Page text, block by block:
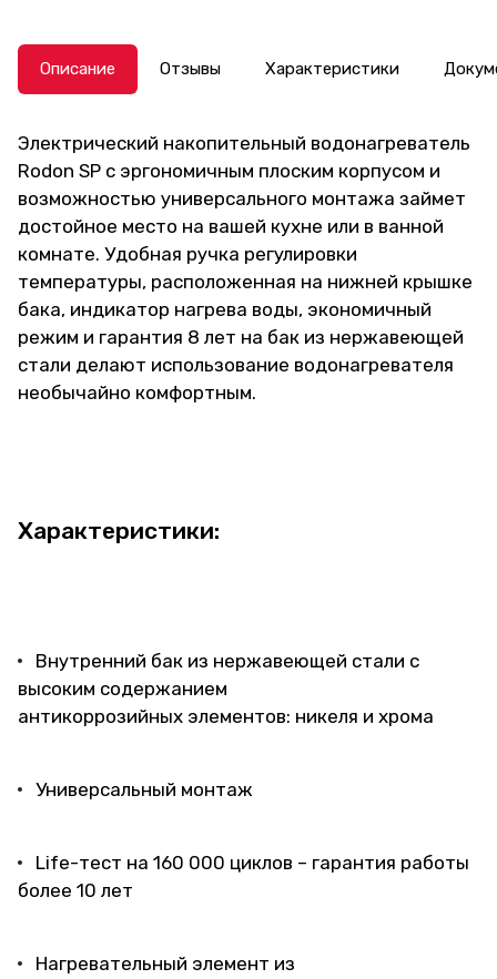
Описание Отзывы Характеристики
Электрический накопительный водонагреватель
Rodon SP с эргономичным плоским корпусом и
возможностью универсального монтажа займет
достойное место на вашей кухне или в ванной
комнате. Удобная ручка регулировки
температуры, расположенная на нижней крышке
бака, индикатор нагрева воды, экономичный
режим и гарантия 8 лет на бак из нержавеющей
стали делают использование водонагревателя
необычайно комфортным.
Характеристики:
Внутренний бак из нержавеющей стали с
высоким содержанием
антикоррозийных элементов: никеля и хрома
Универсальный монтаж
Life-тест на 160 000 циклов – гарантия работы
более 10 лет
Нагревательный элемент из